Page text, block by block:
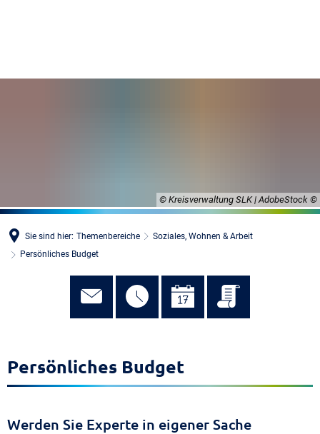
© Kreisverwaltung SLK | AdobeStock
Sie sind hier: Themenbereiche
Soziales, Wohnen & Arbeit
Persönliches Budget
Persönliches Budget
Werden Sie Experte in eigener Sache